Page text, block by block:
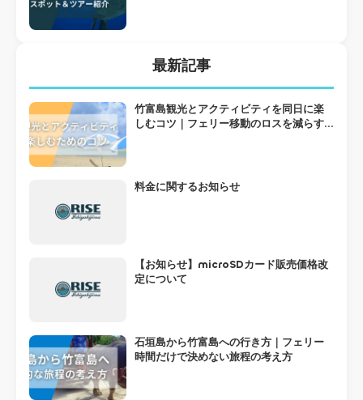
最新記事
竹富島観光とアクティビティを同日に楽
しむコツ｜フェリー移動のロスを減らす
料金に関するお知らせ
【お知らせ】microSDカード販売価格改
定について
石垣島から竹富島への行き方｜フェリー
時間だけで決めない旅程の考え方